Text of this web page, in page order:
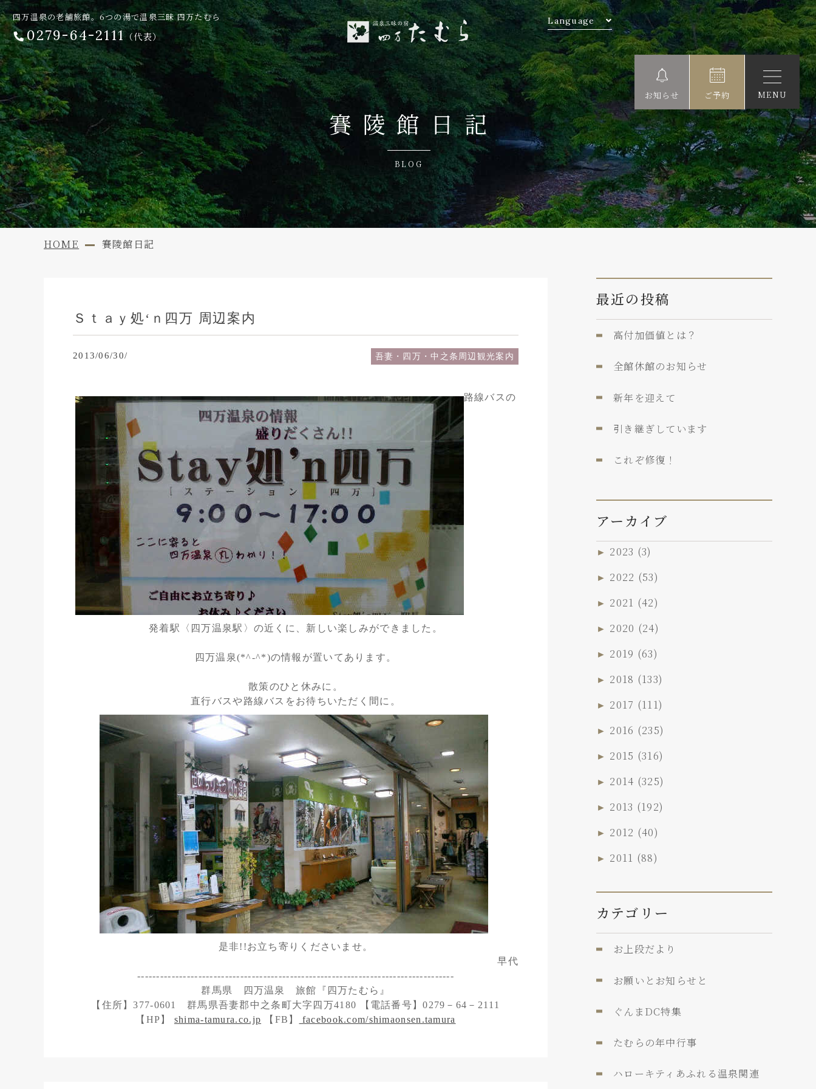
四万温泉の老舗旅館。6つの湯で温泉三昧 四万たむら
0279-64-2111 （代表）
Language
賽陵館日記
BLOG
HOME 賽陵館日記
Ｓｔａｙ処‘ｎ四万 周辺案内
2013/06/30/ 吾妻・四万・中之条周辺観光案内
路線バスの
発着駅〈四万温泉駅〉の近くに、新しい楽しみができました。
四万温泉(*^-^*)の情報が置いてあります。
散策のひと休みに。
直行バスや路線バスをお待ちいただく間に。
是非!!お立ち寄りくださいませ。
早代
-----------------------------------------------------------------------------------
群馬県 四万温泉 旅館『四万たむら』
【住所】377-0601 群馬県吾妻郡中之条町大字四万4180 【電話番号】0279－64－2111
【HP】 shima-tamura.co.jp 【FB】 facebook.com/shimaonsen.tamura
最近の投稿
高付加価値とは？
全館休館のお知らせ
新年を迎えて
引き継ぎしています
これぞ修復！
アーカイブ
► 2023 (3)
► 2022 (53)
► 2021 (42)
► 2020 (24)
► 2019 (63)
► 2018 (133)
► 2017 (111)
► 2016 (235)
► 2015 (316)
► 2014 (325)
► 2013 (192)
► 2012 (40)
► 2011 (88)
カテゴリー
お上段だより
お願いとお知らせと
ぐんまDC特集
たむらの年中行事
ハローキティあふれる温泉関連
お知らせ ご予約 MENU